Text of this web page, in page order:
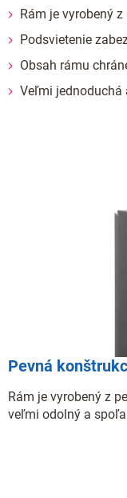
Rám je vyrobený
Podsvietenie
Obsah rámu
Veľmi
Pevná
Rám je vyrobený z
veľmi odolný a